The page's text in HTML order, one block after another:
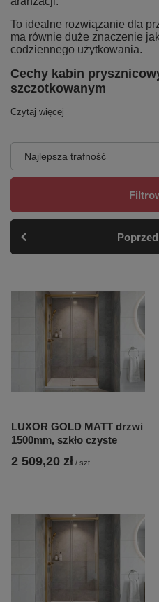
To idealne rozwiązanie dla
ma równie duże znaczenie
codziennego użytkowania.
Cechy kabin
szczotkowanym
Czytaj więcej
Najlepsza trafność
LUXOR GOLD MATT drzwi
1500mm, szkło czyste
2 509,20 zł / szt.